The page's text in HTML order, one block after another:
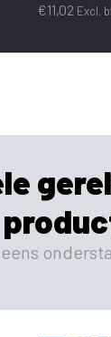
€11,02 Excl.